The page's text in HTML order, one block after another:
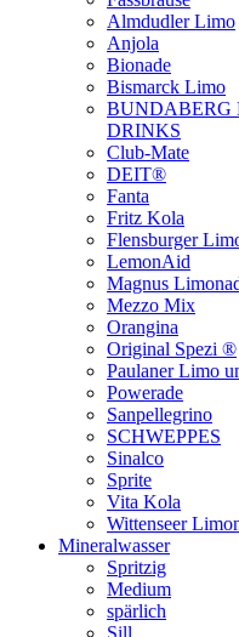
Almdudler Limo
Anjola
Bionade
Bismarck Limo
BUNDABERG
DRINKS
Club-Mate
DEIT®
Fanta
Fritz Kola
Flensburger
LemonAid
Magnus
Mezzo Mix
Orangina
Original Spezi ®
Paulaner Limo
Powerade
Sanpellegrino
SCHWEPPES
Sinalco
Sprite
Vita Kola
Wittenseer
Mineralwasser
Spritzig
Medium
spärlich
Sill